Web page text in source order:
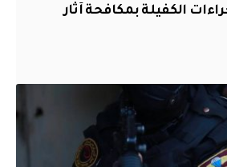
الكفيلة بمكافحة آثار